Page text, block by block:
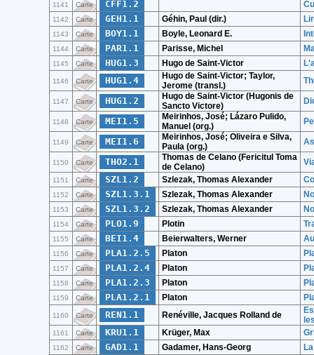
1141 Carte CFF1.2
1142 Carte GEH1.1 Géhin, Paul (dir.)
1143 Carte BOY1.1 Boyle, Leonard E.
1144 Carte PAR1.1 Parisse, Michel
1145 Carte HUG1.3 Hugo de Saint-Victor
1146 Carte HUG1.4
Hugo de Saint-Victor; Taylor,
Jerome (transl.)
1147 Carte HUG1.2
Hugo de Saint-Victor (Hugonis de
Sancto Victore)
1148 Carte MEI1.5
Meirinhos, José; Lázaro Pulido,
Manuel (org.)
1149 Carte MEI1.6
Meirinhos, José; Oliveira e Silva,
Paula (org.)
1150 Carte THO2.1
Thomas de Celano (Fericitul Toma
de Celano)
1151 Carte SZL1.2 Szlezak, Thomas Alexander
1152 Carte SZL1.3.1 Szlezak, Thomas Alexander
1153 Carte SZL1.3.2 Szlezak, Thomas Alexander
1154 Carte PLO1.9 Plotin
1155 Carte BEI1.4 Beierwalters, Werner
1156 Carte PLA1.2.5 Platon
1157 Carte PLA1.2.4 Platon
1158 Carte PLA1.2.3 Platon
1159 Carte PLA1.2.1 Platon
1160 Carte REN1.1 Renéville, Jacques Rolland de
1161 Carte KRU1.1 Krüger, Max
1162 Carte GAD1.1 Gadamer, Hans-Georg